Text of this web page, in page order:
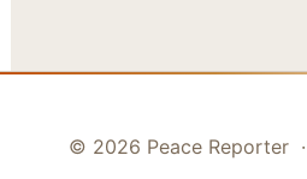
© 2026 Peace Reporter ·